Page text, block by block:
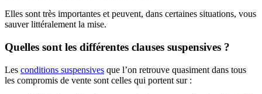
Elles sont très importantes et peuvent, dans certaines situations, vous
sauver littéralement la mise.
Quelles sont les différentes clauses suspensives ?
Les conditions suspensives que l’on retrouve quasiment dans tous
les compromis de vente sont celles qui portent sur :